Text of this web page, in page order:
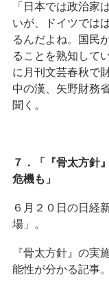
「日本では政治家
いが、ドイツでは
るんだよね。国民
ることを熟知して
に月刊文芸春秋で
中の漢、矢野財務
聞く。
７．「『骨太方針
危機も」
６月２０日の日経
場」。
『骨太方針』の実
能性が分かる記事。